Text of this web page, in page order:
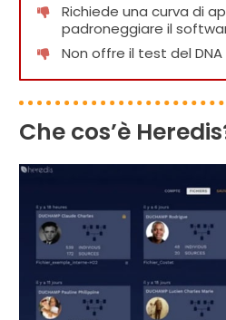
Richiede una curva di
padroneggiare il
Non offre il test del DNA
Che cos’è